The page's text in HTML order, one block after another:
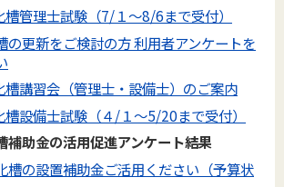
管理士試験（7/１～8/6まで受付）
の更新をご検討の方 利用者アンケートを
槽講習会（管理士・設備士）のご案内
設備士試験（４/１～5/20まで受付）
補助金の活用促進アンケート結果
槽の設置補助金ご活用ください（予算状